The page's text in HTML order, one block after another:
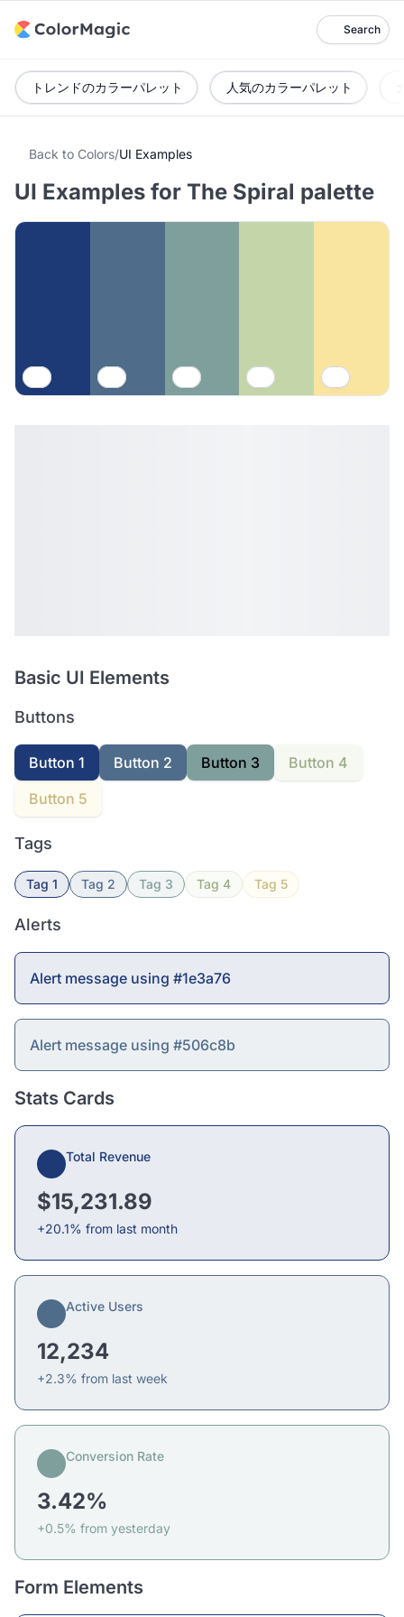
Search
トレンドのカラーパレット 人気のカラーパレット
Back to Colors/UI Examples
UI Examples for The Spiral palette
Basic UI Elements
Buttons
Button 1 Button 2 Button 3
Button 4
Button 5
Tags
Tag 1 Tag 2 Tag 3 Tag 4 Tag 5
Alerts
Alert message using #1e3a76
Alert message using #506c8b
Stats Cards
Total Revenue
$15,231.89
+20.1% from last month
Active Users
12,234
+2.3% from last week
Conversion Rate
3.42%
+0.5% from yesterday
Form Elements